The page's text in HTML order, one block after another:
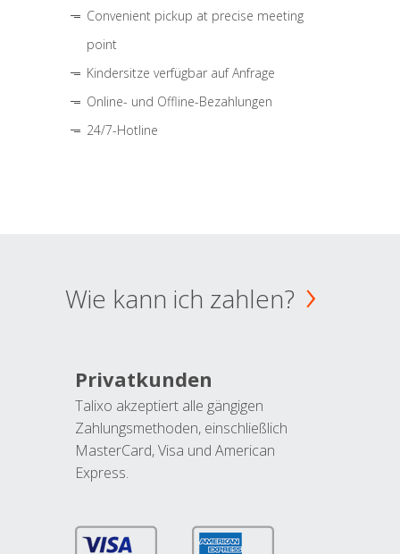
Convenient pickup at precise meeting
point
Kindersitze verfügbar auf Anfrage
Online- und Offline-Bezahlungen
24/7-Hotline
Wie kann ich zahlen?
Privatkunden
Talixo akzeptiert alle gängigen
Zahlungsmethoden, einschließlich
MasterCard, Visa und American
Express.